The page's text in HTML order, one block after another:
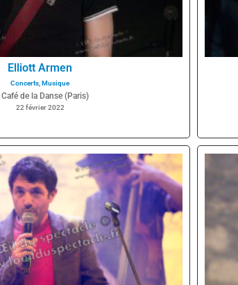
Elliott Armen
Concerts, Musique
Café de la Danse (Paris)
22 février 2022